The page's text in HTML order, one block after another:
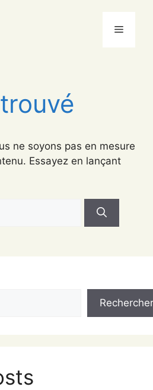
Menu
ne soyons pas en mesure
Essayez en lançant
Rechercher